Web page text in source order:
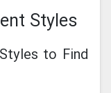
Styles
to Find